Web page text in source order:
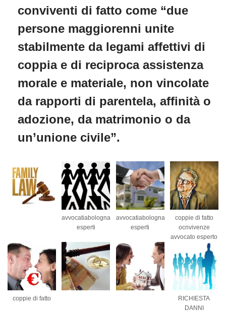
conviventi di fatto come “due
persone maggiorenni unite
stabilmente da legami affettivi di
coppia e di reciproca assistenza
morale e materiale, non vincolate
da rapporti di parentela, affinità o
adozione, da matrimonio o da
un’unione civile”.
avvocatiabologna
esperti
avvocatiabologna
esperti
coppie di fatto
ocnvivenze
avvocato esperto
coppie di fatto
RICHIESTA
DANNI